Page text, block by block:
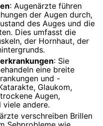
: Augenärzte führen
der Augen durch,
des Auges und die
Dies umfasst die
der Hornhaut, der
: Sie
eine breite
und -
Glaukom,
Augen,
andere.
verschreiben Brillen